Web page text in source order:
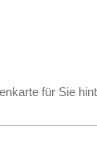
für Sie